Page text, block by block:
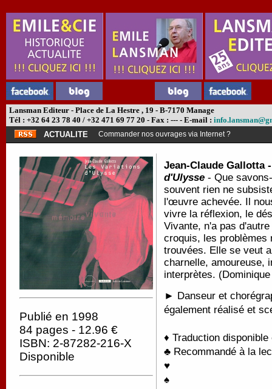
Lansman Editeur - Place de La Hestre , 19 - B-7170 Manage
Tél : +32 64 23 78 40 / +32 471 69 77 20 - Fax : --- - E-mail :
ACTUALITE
Commander nos ouvrages via Internet ?
Publié en 1998
84 pages - 12.96 €
ISBN: 2-87282-216-X
Disponible
Jean-Claude Gallotta
d'Ulysse - Que
souvent rien ne
l'œuvre achevée. Il
vivre la réflexion, le
Vivante, n'a pas
croquis, les problèmes
trouvées. Elle se veut
charnelle, amoureuse,
interprètes.
► Danseur et
également réalisé et
♦ Traduction
♣ Recommandé à la
♥
♠